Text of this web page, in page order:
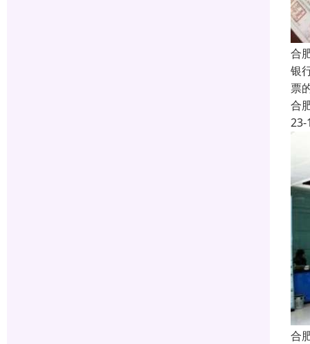
合
银
票
合
23-
合